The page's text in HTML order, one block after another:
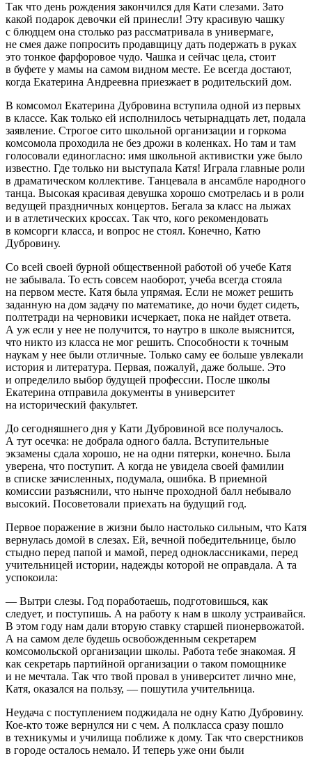
Так что день рождения закончился для Кати слезами. Зато
какой подарок девочки ей принесли! Эту красивую чашку
с блюдцем она столько раз рассматривала в универмаге,
не смея даже попросить продавщицу дать подержать в руках
это тонкое фарфоровое чудо. Чашка и сейчас цела, стоит
в буфете у мамы на самом видном месте. Ее всегда достают,
когда Екатерина Андреевна приезжает в родительский дом.
В комсомол Екатерина Дубровина вступила одной из первых
в классе. Как только ей исполнилось четырнадцать лет, подала
заявление. Строгое сито школьной организации и горкома
комсомола проходила не без дрожи в коленках. Но там и там
голосовали единогласно: имя школьной активистки уже было
известно. Где только ни выступала Катя! Играла главные роли
в драматическом коллективе. Танцевала в ансамбле народного
танца. Высокая красивая девушка хорошо смотрелась и в роли
ведущей праздничных концертов. Бегала за класс на лыжах
и в атлетических кроссах. Так что, кого рекомендовать
в комсорги класса, и вопрос не стоял. Конечно, Катю
Дубровину.
Со всей своей бурной общественной работой об учебе Катя
не забывала. То есть совсем наоборот, учеба всегда стояла
на первом месте. Катя была упрямая. Если не может решить
заданную на дом задачу по математике, до ночи будет сидеть,
полтетради на черновики исчеркает, пока не найдет ответа.
А уж если у нее не получится, то наутро в школе выяснится,
что никто из класса не мог решить. Способности к точным
наукам у нее были отличные. Только саму ее больше увлекали
история и литература. Первая, пожалуй, даже больше. Это
и определило выбор будущей профессии. После школы
Екатерина отправила документы в университет
на исторический факультет.
До сегодняшнего дня у Кати Дубровиной все получалось.
А тут осечка: не добрала одного балла. Вступительные
экзамены сдала хорошо, не на одни пятерки, конечно. Была
уверена, что поступит. А когда не увидела своей фамилии
в списке зачисленных, подумала, ошибка. В приемной
комиссии разъяснили, что нынче проходной балл небывало
высокий. Посоветовали приехать на будущий год.
Первое поражение в жизни было настолько сильным, что Катя
вернулась домой в слезах. Ей, вечной победительнице, было
стыдно перед папой и мамой, перед одноклассниками, перед
учительницей истории, надежды которой не оправдала. А та
успокоила:
— Вытри слезы. Год поработаешь, подготовишься, как
следует, и поступишь. А на работу к нам в школу устраивайся.
В этом году нам дали вторую ставку старшей пионервожатой.
А на самом деле будешь освобожденным секретарем
комсомольской организации школы. Работа тебе знакомая. Я
как секретарь партийной организации о таком помощнике
и не мечтала. Так что твой провал в университет лично мне,
Катя, оказался на пользу, — пошутила учительница.
Неудача с поступлением поджидала не одну Катю Дубровину.
Кое-кто тоже вернулся ни с чем. А полкласса сразу пошло
в техникумы и училища поближе к дому. Так что сверстников
в городе осталось немало. И теперь уже они были